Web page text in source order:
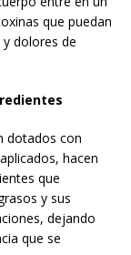
que puedan
dolores de
dotados con
hacen
que
y sus
dejando
que se